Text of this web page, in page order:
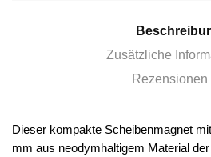
Zusätzliche
Rezensionen
Dieser kompakte Scheibenmagnet
mm aus neodymhaltigem Material